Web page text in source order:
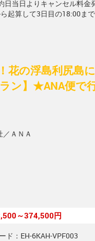
日当日よりキャンセル料金
起算して3日目の18:00ま
花の浮島利尻島
ン】★ANA便で
／ＡＮＡ
～374,500円
ド：EH-6KAH-VPF003